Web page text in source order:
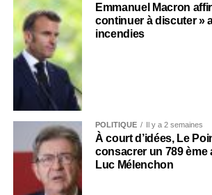
Emmanuel Macron
continuer à discuter »
incendies
POLITIQUE Il y a 2 semaines
À court d’idées, Le
consacrer un 789 ème
Luc Mélenchon